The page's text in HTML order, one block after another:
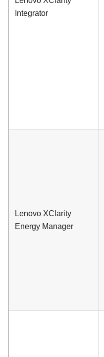
Integrator
Lenovo XClarity
Energy Manager